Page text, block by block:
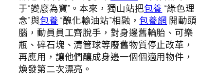
于“變廢為寶”。本來，獨山站把包養 “綠色理
念”與包養“醜化輸油站”相融，包養網 開動頭
腦，動員員工齊脫手，對身邊舊輪胎、可樂
瓶、碎石塊、清管球等廢舊物質停止改革，
再應用，讓他們釀成身邊一個個適用物件，
煥發第二次漂亮。